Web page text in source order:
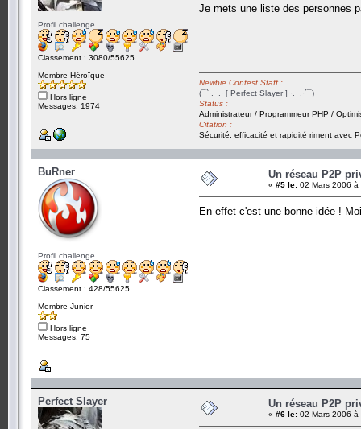
Profil challenge
Classement : 3080/55625
Membre Héroïque
Hors ligne
Messages: 1974
Je mets une liste des personnes
Newbie Contest Staff :
(¯`·._.· [ Perfect Slayer ] ·._.·´¯)
Status :
Administrateur / Programmeur PHP /
Citation :
Sécurité, efficacité et rapidité riment avec
BuRner
Profil challenge
Classement : 428/55625
Membre Junior
Hors ligne
Messages: 75
Un réseau P2P
« #5 le: 02 Mars 2006
En effet c'est une bonne idée !
Perfect Slayer Un réseau P2P
« #6 le: 02 Mars 2006